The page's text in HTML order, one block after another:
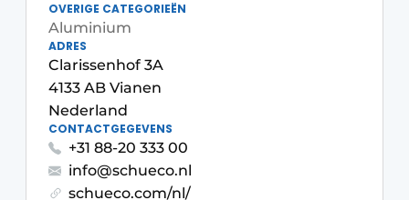
Profiel | Platform over raam-, deur-,
kozijntechniek, hang- en sluitwerk, dak- en
geveltechniek, veiligheid
Uitnodiging Rondetafelgesprek – 20 jaar Profiel
Vacature aanmelden
Vacatures
Video’s
OVERIGE CATEGORIEËN
Aluminium
ADRES
Clarissenhof 3A
4133 AB Vianen
Nederland
CONTACTGEGEVENS
+31 88-20 333 00
info@schueco.nl
schueco.com/nl/